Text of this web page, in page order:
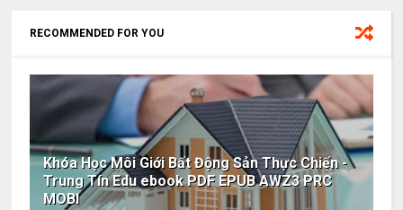
RECOMMENDED FOR YOU
Khóa Học Môi Giới Bất Động Sản Thực Chiến -
Trung Tín Edu ebook PDF EPUB AWZ3 PRC
MOBI